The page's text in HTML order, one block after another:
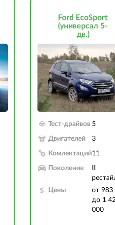
Ford EcoSport
(универсал 5-
дв.)
Тест-драйвов 5
Двигателей 3
Комлектаций11
Поколение
Цены
от 983
до 1
000